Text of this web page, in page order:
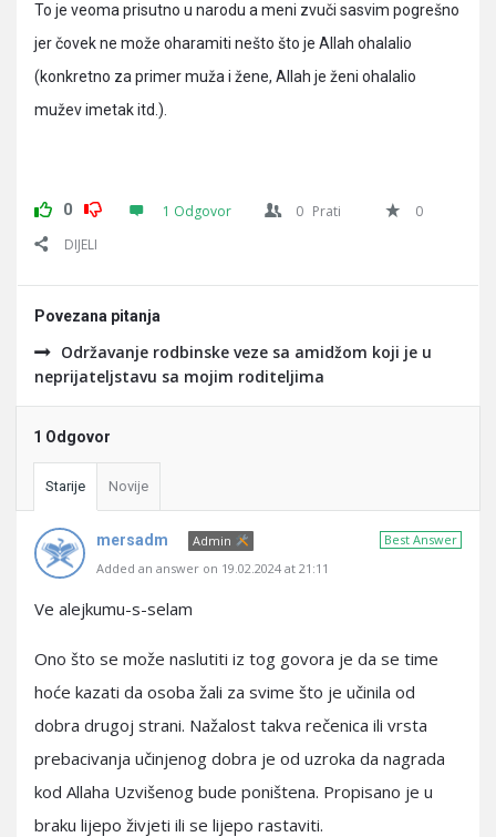
To je veoma prisutno u narodu a meni zvuči sasvim pogrešno
jer čovek ne može oharamiti nešto što je Allah ohalalio
(konkretno za primer muža i žene, Allah je ženi ohalalio
mužev imetak itd.).
0 1 Odgovor 0 Prati
0
DIJELI
Povezana pitanja
Održavanje rodbinske veze sa amidžom koji je u
neprijateljstavu sa mojim roditeljima
1 Odgovor
Starije Novije
Best Answer
mersadm
Admin
Added an answer on 19.02.2024 at 21:11
Ve alejkumu-s-selam
Ono što se može naslutiti iz tog govora je da se time
hoće kazati da osoba žali za svime što je učinila od
dobra drugoj strani. Nažalost takva rečenica ili vrsta
prebacivanja učinjenog dobra je od uzroka da nagrada
kod Allaha Uzvišenog bude poništena. Propisano je u
braku lijepo živjeti ili se lijepo rastaviti.